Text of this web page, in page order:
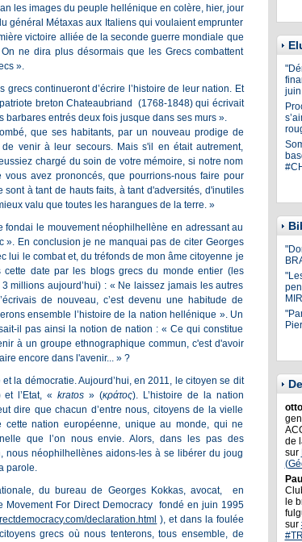
les images du peuple hellénique en colère, hier, jour
général Métaxas aux Italiens qui voulaient emprunter
victoire alliée de la seconde guerre mondiale que
ne dira plus désormais que les Grecs combattent
».
continueront d’écrire l’histoire de leur nation. Et
breton Chateaubriand (1768-1848) qui écrivait
entrés deux fois jusque dans ses murs ».
que ses habitants, par un nouveau prodige de
venir à leur secours. Mais s'il en était autrement,
chargé du soin de votre mémoire, si notre nom
avez prononcés, que pourrions-nous faire pour
à tant de hauts faits, à tant d'adversités, d'inutiles
valu que toutes les harangues de la terre. »
le mouvement néophilhellène en adressant au
En conclusion je ne manquai pas de citer Georges
lui le combat et, du tréfonds de mon âme citoyenne je
date par les blogs grecs du monde entier (les
millions aujourd’hui) : « Ne laissez jamais les autres
de nouveau, c’est devenu une habitude de
ensemble l’histoire de la nation hellénique ». Un
il pas ainsi la notion de nation : « Ce qui constitue
à un groupe ethnographique commun, c'est d'avoir
encore dans l'avenir... » ?
la démocratie. Aujourd’hui, en 2011, le citoyen se dit
et l’Etat, «kratos » (κράτος). L’histoire de la nation
dire que chacun d’entre nous, citoyens de la vielle
nation européenne, unique au monde, qui ne
que l’on nous envie. Alors, dans les pas des
néophilhellènes aidons-les à se libérer du joug
parole.
du bureau de Georges Kokkas, avocat, en
Movement For Direct Democracy fondé en juin 1995
declaration.html ), et dans la foulée
grecs où nous tenterons, tous ensemble, de
de
sur
le
sur